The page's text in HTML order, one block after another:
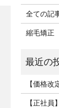
全ての記
縮毛矯正
【価格改
【正社